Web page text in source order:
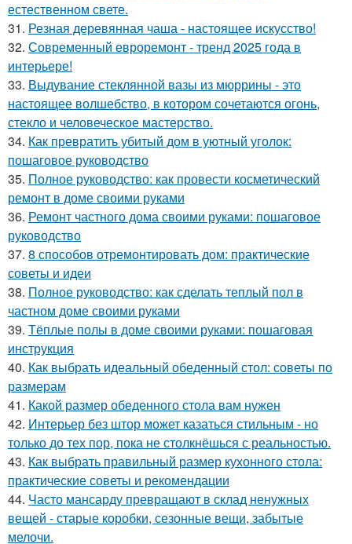
естественном свете.
31. Резная деревянная чаша - настоящее искусство!
32. Современный евроремонт - тренд 2025 года в
интерьере!
33. Выдувание стеклянной вазы из мюррины - это
настоящее волшебство, в котором сочетаются огонь,
стекло и человеческое мастерство.
34. Как превратить убитый дом в уютный уголок:
пошаговое руководство
35. Полное руководство: как провести косметический
ремонт в доме своими руками
36. Ремонт частного дома своими руками: пошаговое
руководство
37. 8 способов отремонтировать дом: практические
советы и идеи
38. Полное руководство: как сделать теплый пол в
частном доме своими руками
39. Тёплые полы в доме своими руками: пошаговая
инструкция
40. Как выбрать идеальный обеденный стол: советы по
размерам
41. Какой размер обеденного стола вам нужен
42. Интерьер без штор может казаться стильным - но
только до тех пор, пока не столкнёшься с реальностью.
43. Как выбрать правильный размер кухонного стола:
практические советы и рекомендации
44. Часто мансарду превращают в склад ненужных
вещей - старые коробки, сезонные вещи, забытые
мелочи.